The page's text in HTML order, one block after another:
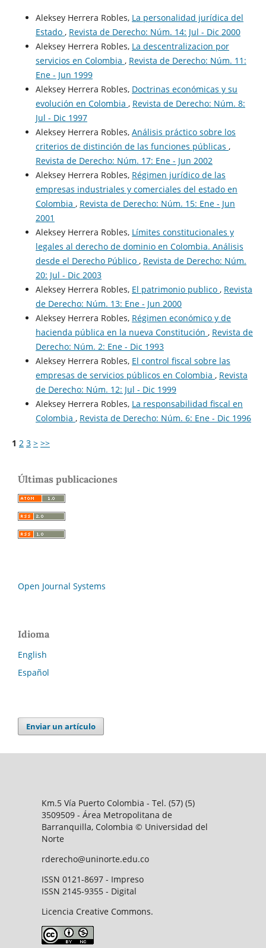
Aleksey Herrera Robles, La personalidad jurídica del
Estado , Revista de Derecho: Núm. 14: Jul - Dic 2000
Aleksey Herrera Robles, La descentralizacion por
servicios en Colombia , Revista de Derecho: Núm. 11:
Ene - Jun 1999
Aleksey Herrera Robles, Doctrinas económicas y su
evolución en Colombia , Revista de Derecho: Núm. 8:
Jul - Dic 1997
Aleksey Herrera Robles, Análisis práctico sobre los
criterios de distinción de las funciones públicas ,
Revista de Derecho: Núm. 17: Ene - Jun 2002
Aleksey Herrera Robles, Régimen jurídico de las
empresas industriales y comerciales del estado en
Colombia , Revista de Derecho: Núm. 15: Ene - Jun
2001
Aleksey Herrera Robles, Límites constitucionales y
legales al derecho de dominio en Colombia. Análisis
desde el Derecho Público , Revista de Derecho: Núm.
20: Jul - Dic 2003
Aleksey Herrera Robles, El patrimonio publico , Revista
de Derecho: Núm. 13: Ene - Jun 2000
Aleksey Herrera Robles, Régimen económico y de
hacienda pública en la nueva Constitución , Revista de
Derecho: Núm. 2: Ene - Dic 1993
Aleksey Herrera Robles, El control fiscal sobre las
empresas de servicios públicos en Colombia , Revista
de Derecho: Núm. 12: Jul - Dic 1999
Aleksey Herrera Robles, La responsabilidad fiscal en
Colombia , Revista de Derecho: Núm. 6: Ene - Dic 1996
1 2 3 > >>
Últimas publicaciones
Open Journal Systems
Idioma
English
Español
Enviar un artículo
Km.5 Vía Puerto Colombia - Tel. (57) (5)
3509509 - Área Metropolitana de
Barranquilla, Colombia © Universidad del
Norte
rderecho@uninorte.edu.co
ISSN 0121-8697 - Impreso
ISSN 2145-9355 - Digital
Licencia Creative Commons.